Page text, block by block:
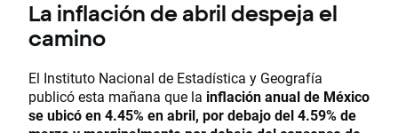
La inflación de abril despeja el
camino
El Instituto Nacional de Estadística y Geografía
publicó esta mañana que la inflaciónanual de México
se ubicó en 4.45% en abril, por debajo del 4.59% de